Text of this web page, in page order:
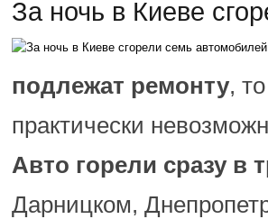
За ночь в Киеве
подлежат ремонту,
практически
Авто горели сразу в
Дарницком,